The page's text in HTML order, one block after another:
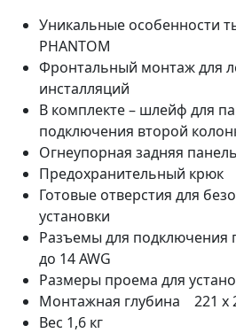
Уникальные особенности
PHANTOM
Фронтальный монтаж для
инсталляций
В комплекте – шлейф для
подключения второй
Огнеупорная задняя панель
Предохранительный крюк
Готовые отверстия для
установки
Разъемы для подключения
до 14 AWG
Размеры проема для
Монтажная глубина 221 x
Вес 1,6 кг